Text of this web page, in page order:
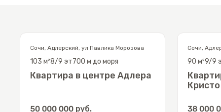
Сочи, Адлерский, ул Павлика Морозова
103 м²8/9 эт700 м до моря
Квартира в центре Адлера
50 000 000 руб.
Сочи,
90 м²9/9
Кристо
38 000